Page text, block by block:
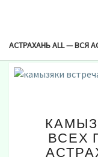
АСТРАХАНЬ ALL — ВСЯ
ВСЕХ